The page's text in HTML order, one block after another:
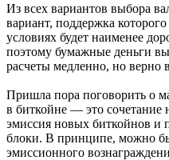
Из всех вариантов выбора
вариант, поддержка
условиях будет наименее
поэтому бумажные деньги
расчеты медленно, но
Пришла пора поговорить о
в биткойне — это сочетание
эмиссия новых биткойнов и
блоки. В принципе, можно
эмиссионного